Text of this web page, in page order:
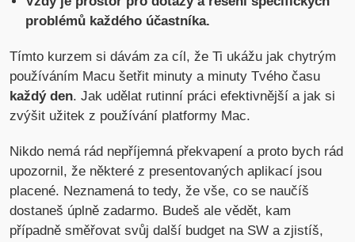
problémů každého účastníka.
Tímto kurzem si dávám za cíl, že Ti ukážu jak chytrým
používáním Macu šetřit minuty a minuty Tvého času
každý den. Jak udělat rutinní práci efektivnější a jak si
zvýšit užitek z používání platformy Mac.
Nikdo nemá rád nepříjemná překvapení a proto bych rád
upozornil, že některé z presentovaných aplikací jsou
placené. Neznamená to tedy, že vše, co se naučíš
dostaneš úplně zadarmo. Budeš ale vědět, kam
případně směřovat svůj další budget na SW a zjistíš,